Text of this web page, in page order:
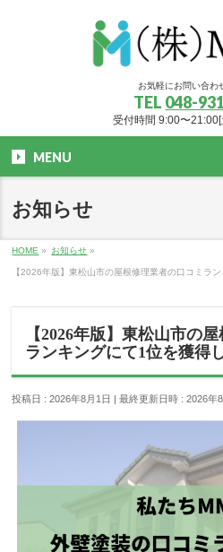
お気軽にお問い合わ
TEL 048-
受付時間 9:00〜
MENU
お知らせ
HOME » お知らせ »
【2026年版】東松山市の屋根修理業者の口コミラ
【2026年版】東松山市の
ランキングにて1位を獲得
投稿日 : 2026年8月1日 最終更新日時 : 2026年